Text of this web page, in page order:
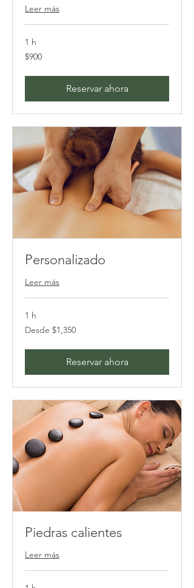
Leer más
1 h
900
pesos
$900
Reservar ahora
Personalizado
Leer más
1 h
Desde
1,350
Desde $1,350
Reservar ahora
Piedras calientes
Leer más